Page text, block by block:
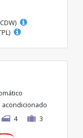
acondicionado
4 3